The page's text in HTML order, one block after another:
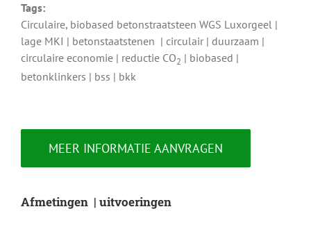
Tags:
Circulaire, biobased betonstraatsteen WGS Luxorgeel |
lage MKI | betonstaatstenen | circulair | duurzaam |
circulaire economie | reductie CO2 | biobased |
betonklinkers | bss | bkk
MEER INFORMATIE AANVRAGEN
Afmetingen | uitvoeringen